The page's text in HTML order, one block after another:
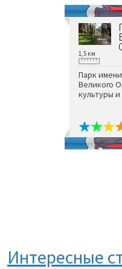
1,5 км
Парк
Великого
культуры
Интересные